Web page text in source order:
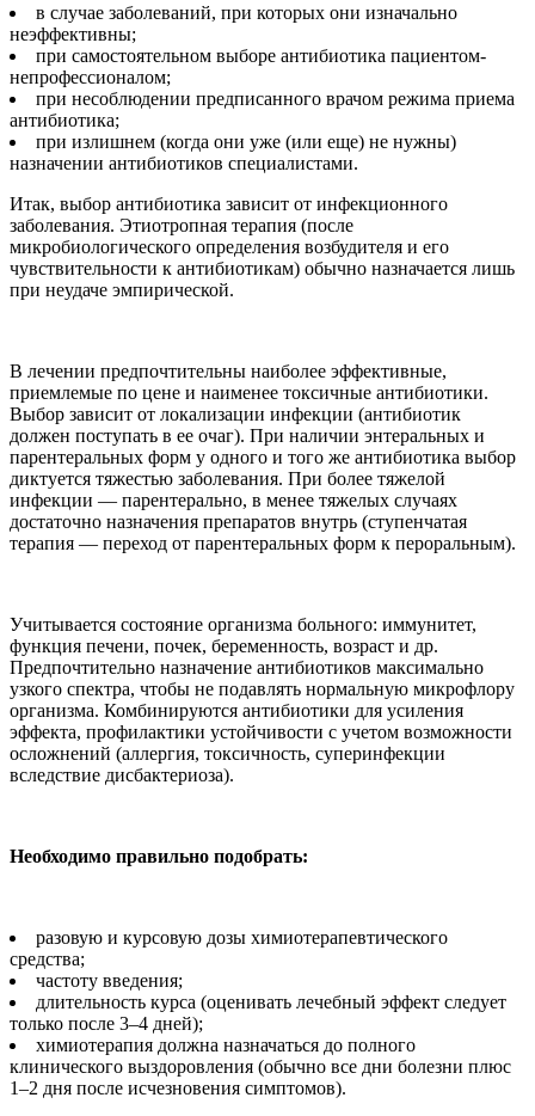
в случае заболеваний, при которых они изначально
неэффективны;
при самостоятельном выборе антибиотика пациентом-
непрофессионалом;
при несоблюдении предписанного врачом режима приема
антибиотика;
при излишнем (когда они уже (или еще) не нужны)
назначении антибиотиков специалистами.
Итак, выбор антибиотика зависит от инфекционного
заболевания. Этиотропная терапия (после
микробиологического определения возбудителя и его
чувствительности к антибиотикам) обычно назначается лишь
при неудаче эмпирической.
В лечении предпочтительны наиболее эффективные,
приемлемые по цене и наименее токсичные антибиотики.
Выбор зависит от локализации инфекции (антибиотик
должен поступать в ее очаг). При наличии энтеральных и
парентеральных форм у одного и того же антибиотика выбор
диктуется тяжестью заболевания. При более тяжелой
инфекции — парентерально, в менее тяжелых случаях
достаточно назначения препаратов внутрь (ступенчатая
терапия — переход от парентеральных форм к пероральным).
Учитывается состояние организма больного: иммунитет,
функция печени, почек, беременность, возраст и др.
Предпочтительно назначение антибиотиков максимально
узкого спектра, чтобы не подавлять нормальную микрофлору
организма. Комбинируются антибиотики для усиления
эффекта, профилактики устойчивости с учетом возможности
осложнений (аллергия, токсичность, суперинфекции
вследствие дисбактериоза).
Необходимо правильно подобрать:
разовую и курсовую дозы химиотерапевтического
средства;
частоту введения;
длительность курса (оценивать лечебный эффект следует
только после 3–4 дней);
химиотерапия должна назначаться до полного
клинического выздоровления (обычно все дни болезни плюс
1–2 дня после исчезновения симптомов).